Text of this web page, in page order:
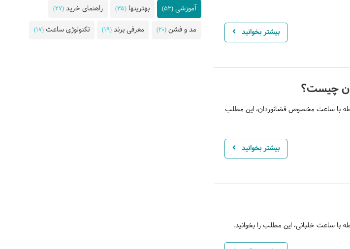
بیشتر بخوانید
چیست؟
با ساعت مخصوص فضانوردان، این مطلب
بیشتر بخوانید
با ساعت خلبانی، این مطلب را بخوانید.
آموزشی (53) بهترینها (35) راهنمای خرید (27)
مد و فشن (20) معرفی برند (19) تکنولوژی ساعت (17)